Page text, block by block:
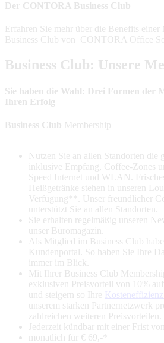
Der CONTORA Business Club
Erfahren Sie mehr über die Benefits
Business Club von CONTORA Office
Business Club: Unsere
Sie haben die Wahl: Drei Formen der
Ihren Erfolg
Business Club Membership
Nutzen Sie an allen Standorten die
inklusive Empfang, Coffee-Zones
Speed Internet und WLAN.
Heißgetränke stehen in unseren
Verfügung**
. Unser freundlicher
unterstützt Sie an allen Standorten.
Sie erhalten regelmäßig unseren
unser Büromagazin.
Als Mitglied im Business Club
Kundenportal. So haben Sie Ihre
immer im Blick.
Mit Ihrer Business Club
exklusiven Preisvorteil von 10% auf
und steigern so Ihre
unserem starken Partnernetzwerk
zahlreichen weiteren Preisvorteilen.
Jederzeit kündbar mit einer Frist
monatlich für € 69,-*